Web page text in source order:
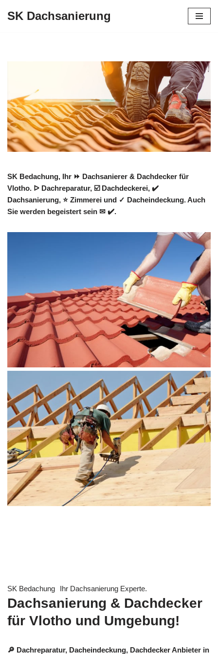
SK Dachsanierung
SK Bedachung, Ihr ⏩ Dachsanierer & Dachdecker für
Vlotho. ᐅ Dachreparatur, ☑️ Dachdeckerei, ✔️
Dachsanierung, ⭐ Zimmerei und ✓ Dacheindeckung. Auch
Sie werden begeistert sein ✉ ✔️.
SK Bedachung Ihr Dachsanierung Experte.
Dachsanierung & Dachdecker
für Vlotho und Umgebung!
🔎 Dachreparatur, Dacheindeckung, Dachdecker Anbieter in